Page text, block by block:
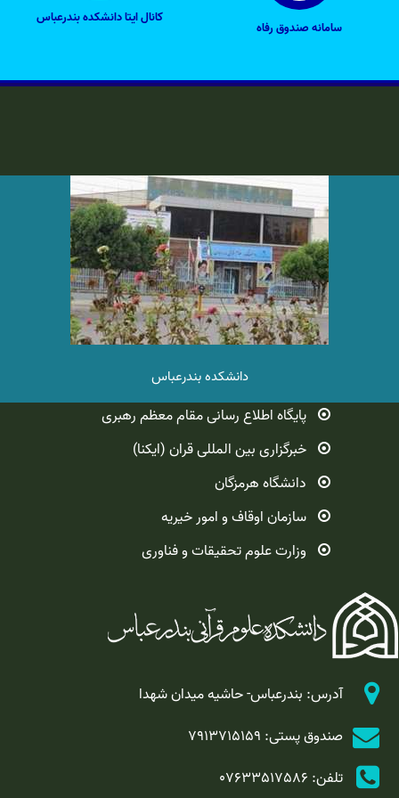
ریاست دانشکده علوم قرآنی بندرعباس در خوابگاه دانشجویی
برادران حضور یافتکانال ایتا دانشکده بندرعباس
سامانه صندوق رفاه
دانشکده بندرعباس
پایگاه اطلاع رسانی مقام معظم رهبری
خبرگزاری بین المللی قران (ایکنا)
دانشگاه هرمزگان
سازمان اوقاف و امور خیریه
وزارت علوم تحقیقات و فناوری
آدرس: بندرعباس- حاشیه میدان شهدا
صندوق پستی: 7913715159
تلفن: 07633517586